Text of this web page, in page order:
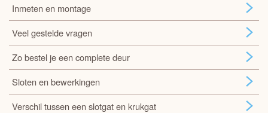
Inmeten en montage
Veel gestelde vragen
Zo bestel je een complete deur
Sloten en bewerkingen
Verschil tussen een slotgat en krukgat